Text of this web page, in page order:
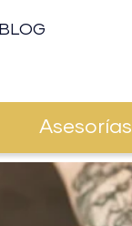
BLOG
Asesorías